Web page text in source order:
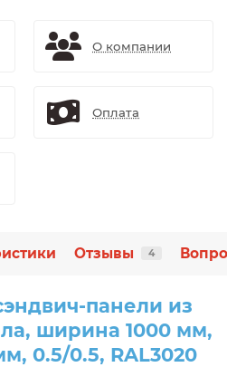
О компании
Оплата
Отзывы 4
панели из
ширина 1000 мм,
0.5/0.5, RAL3020